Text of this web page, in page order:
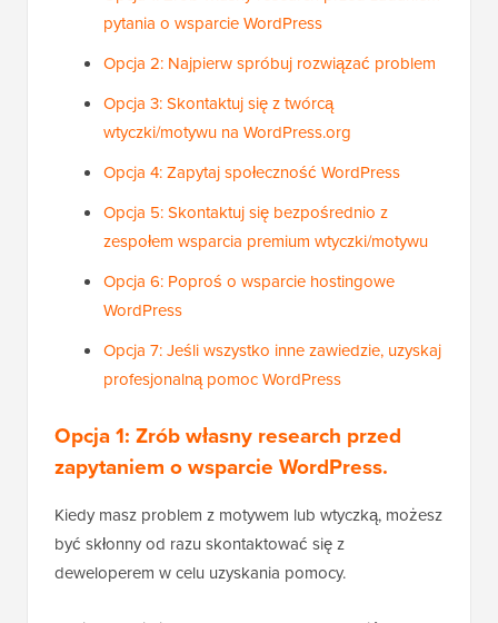
pytania o wsparcie WordPress
Opcja 2: Najpierw spróbuj rozwiązać problem
Opcja 3: Skontaktuj się z twórcą
wtyczki/motywu na WordPress.org
Opcja 4: Zapytaj społeczność WordPress
Opcja 5: Skontaktuj się bezpośrednio z
zespołem wsparcia premium wtyczki/motywu
Opcja 6: Poproś o wsparcie hostingowe
WordPress
Opcja 7: Jeśli wszystko inne zawiedzie, uzyskaj
profesjonalną pomoc WordPress
Opcja 1: Zrób własny research przed
zapytaniem o wsparcie WordPress.
Kiedy masz problem z motywem lub wtyczką, możesz
być skłonny od razu skontaktować się z
deweloperem w celu uzyskania pomocy.